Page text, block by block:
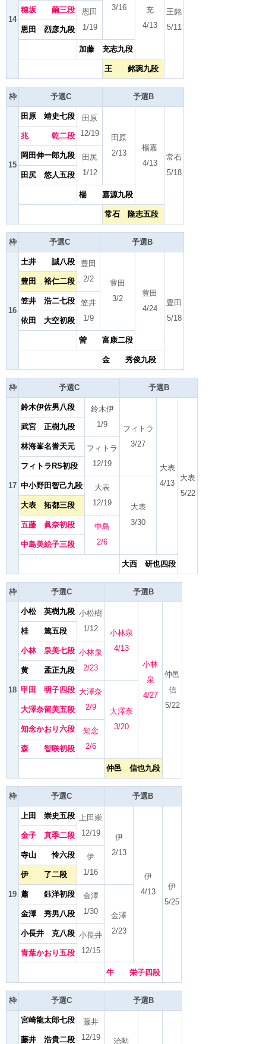
14
3/16
充
4/13
王銘
5/11
穂坂 繭三段
恩田
1/19
恩田 烈彦九段
加藤 充志九段
王 銘琬九段
枠 予選C 予選B
15
田原 靖史七段
田原
12/19
田原
2/13
楊嘉
4/13
常石
5/18
兆 乾二段
岡田伸一郎九段
田尻
1/12
田尻 悠人五段
楊 嘉源九段
常石 隆志五段
枠 予選C 予選B
16
土井 誠八段
豊田
2/2
豊田
3/2
豊田
4/24
豊田
5/18
豊田 裕仁二段
笠井 浩二七段
笠井
1/9
依田 大空初段
曽 富康二段
金 秀俊九段
枠 予選C 予選B
17
鈴木伊佐男八段
鈴木伊
1/9
フィトラ
3/27
大表
4/13
大表
5/22
武宮 正樹九段
林海峯名誉天元
フィトラ
12/19
フィトラRS初段
中小野田智己九段
大表
12/19
大表
3/30
大表 拓都三段
五藤 眞奈初段
中島
2/6
中島美絵子三段
大西 研也四段
枠 予選C 予選B
18
小松 英樹九段 小松樹
1/12
小林泉
4/13
小林
泉
4/27
仲邑
信
5/22
桂 篤五段
小林 泉美七段 小林泉
2/23
黄 孟正九段
甲田 明子四段 大澤奈
2/9
大澤奈
3/20
大澤奈留美五段
知念かおり六段
知念
2/6
森 智咲初段
仲邑 信也九段
枠 予選C 予選B
19
上田 崇史五段 上田崇
12/19
伊
2/13
伊
4/13
伊
5/25
金子 真季二段
寺山 怜六段
伊
1/16
伊 了二段
蕭 鈺洋初段
金澤
1/30
金澤
2/23
金澤 秀男八段
小長井 克八段 小長井
12/15
青葉かおり五段
牛 栄子四段
枠 予選C 予選B
宮崎龍太郎七段
藤井
12/19
治勲
藤井 浩貴二段